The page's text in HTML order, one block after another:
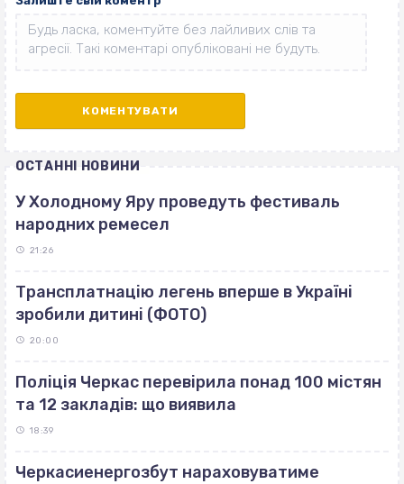
ОСТАННІ НОВИНИ
У Холодному Яру проведуть фестиваль
народних ремесел
21:26
Трансплатнацію легень вперше в Україні
зробили дитині (ФОТО)
20:00
Поліція Черкас перевірила понад 100 містян
та 12 закладів: що виявила
18:39
Черкасиенергозбут нараховуватиме